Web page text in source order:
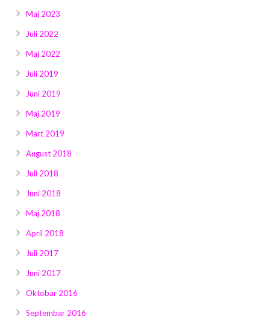
Maj 2023
Juli 2022
Maj 2022
Juli 2019
Juni 2019
Maj 2019
Mart 2019
August 2018
Juli 2018
Juni 2018
Maj 2018
April 2018
Juli 2017
Juni 2017
Oktobar 2016
Septembar 2016